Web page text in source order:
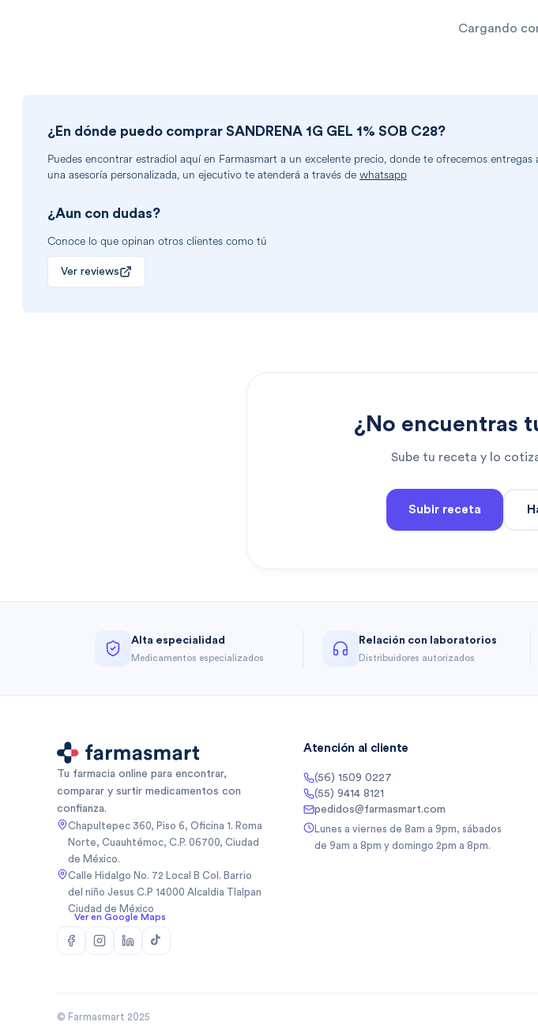
Cargando
¿En dónde puedo comprar SANDRENA 1G GEL 1% SOB C28?
Puedes encontrar estradiol aquí en Farmasmart a un excelente precio, donde te ofrecemos
una asesoría personalizada, un ejecutivo te atenderá a través de whatsapp
¿Aun con dudas?
Conoce lo que opinan otros clientes como tú
Ver reviews
¿No encuentras
Sube tu receta y lo
Subir receta
Alta especialidad
Medicamentos especializados
Relación con laboratorios
Distribuidores autorizados
Tu farmacia online para encontrar,
comparar y surtir medicamentos con
confianza.
Chapultepec 360, Piso 6, Oficina 1. Roma
Norte, Cuauhtémoc, C.P. 06700, Ciudad
de México.
Calle Hidalgo No. 72 Local B Col. Barrio
del niño Jesus C.P 14000 Alcaldia Tlalpan
Ciudad de México
Ver en Google Maps
Atención al cliente
(56) 1509 0227
(55) 9414 8121
pedidos@farmasmart.com
Lunes a viernes de 8am a 9pm, sábados
de 9am a 8pm y domingo 2pm a 8pm.
© Farmasmart 2025